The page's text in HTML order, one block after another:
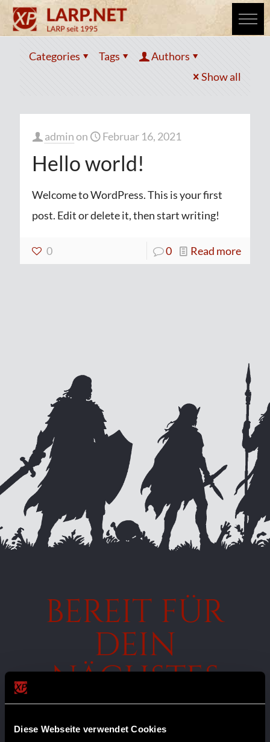
Diese Webseite verwendet Cookies
Categories Tags
Authors
Show all
adminon Februar 16, 2021
Hello world!
Welcome to WordPress. This is your first
post. Edit or delete it, then start writing!
0 0 Read more
BEREIT FÜR
DEIN
NÄCHSTES
ABENTEUER?